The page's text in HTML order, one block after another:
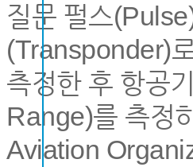
질문 펄스
(Transponder)
측정한 후 항공
Range)를 측정
Aviation